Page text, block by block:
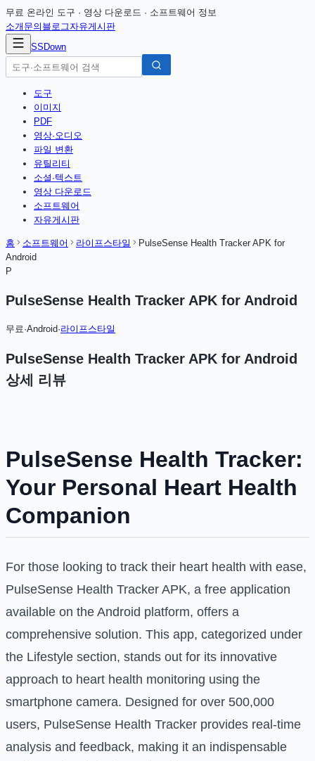
무료 온라인 도구 · 영상 다운로드 · 소프트웨어 정보
소개 문의 블로그자유게시판
SSDown
도구
이미지
PDF
영상·오디오
파일 변환
유틸리티
소셜·텍스트
영상 다운로드
소프트웨어
자유게시판
홈 소프트웨어 라이프스타일
PulseSense Health Tracker APK for
Android
P
PulseSense Health Tracker APK for Android
무료·Android·라이프스타일
PulseSense Health Tracker APK for Android
상세 리뷰
PulseSense Health Tracker:
Your Personal Heart Health
Companion
For those looking to track their heart health with ease,
PulseSense Health Tracker APK, a free application
available on the Android platform, offers a
comprehensive solution. This app, categorized under
the Lifestyle section, stands out for its innovative
approach to heart health monitoring using the
smartphone camera. Designed for over 500,000
users, PulseSense Health Tracker provides real-time
analysis and feedback, making it an indispensable